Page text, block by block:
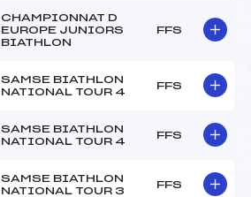
CHAMPIONNAT D
EUROPE JUNIORS
BIATHLON
FFS
SAMSE BIATHLON
NATIONAL TOUR 4
FFS
SAMSE BIATHLON
NATIONAL TOUR 4
FFS
SAMSE BIATHLON
NATIONAL TOUR 3
FFS